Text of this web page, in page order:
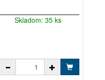
Skladom: 35 ks